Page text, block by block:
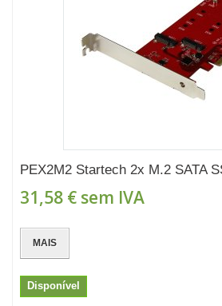
PEX2M2 Startech 2x M.2 SATA
31,58 € sem IVA
MAIS
Disponível